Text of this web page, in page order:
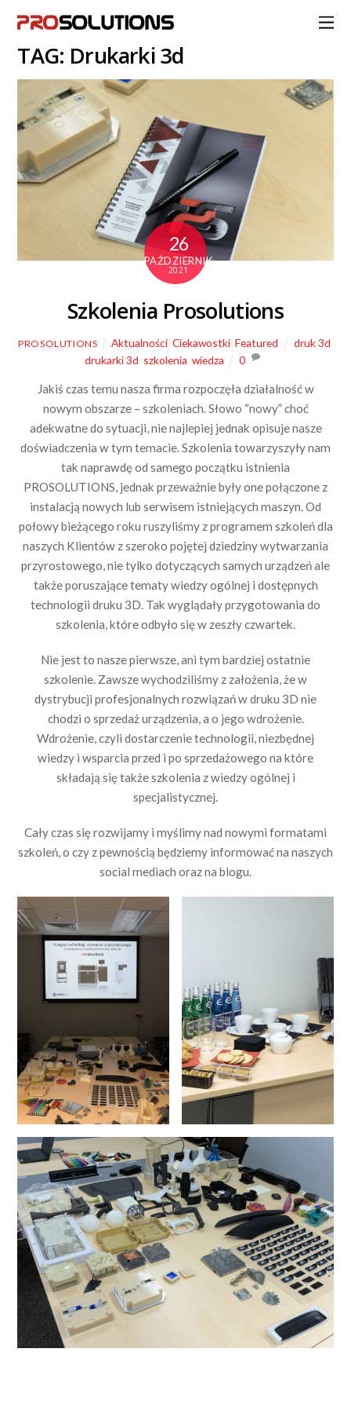
TAG: Drukarki 3d
26
PAŹDZIERNIK
2021
Szkolenia Prosolutions
PROSOLUTIONS Aktualności ,Ciekawostki ,Featured druk 3d
drukarki 3d szkolenia wiedza 0
Jakiś czas temu nasza firma rozpoczęła działalność w
nowym obszarze – szkoleniach. Słowo “nowy” choć
adekwatne do sytuacji, nie najlepiej jednak opisuje nasze
doświadczenia w tym temacie. Szkolenia towarzyszyły nam
tak naprawdę od samego początku istnienia
PROSOLUTIONS, jednak przeważnie były one połączone z
instalacją nowych lub serwisem istniejących maszyn. Od
połowy bieżącego roku ruszyliśmy z programem szkoleń dla
naszych Klientów z szeroko pojętej dziedziny wytwarzania
przyrostowego, nie tylko dotyczących samych urządzeń ale
także poruszające tematy wiedzy ogólnej i dostępnych
technologii druku 3D. Tak wyglądały przygotowania do
szkolenia, które odbyło się w zeszły czwartek.
Nie jest to nasze pierwsze, ani tym bardziej ostatnie
szkolenie. Zawsze wychodziliśmy z założenia, że w
dystrybucji profesjonalnych rozwiązań w druku 3D nie
chodzi o sprzedaż urządzenia, a o jego wdrożenie.
Wdrożenie, czyli dostarczenie technologii, niezbędnej
wiedzy i wsparcia przed i po sprzedażowego na które
składają się także szkolenia z wiedzy ogólnej i
specjalistycznej.
Cały czas się rozwijamy i myślimy nad nowymi formatami
szkoleń, o czy z pewnością będziemy informować na naszych
social mediach oraz na blogu.